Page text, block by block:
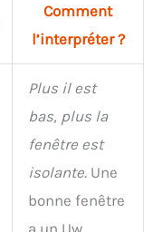
Comment
l’interpréter ?
Plus il est
bas, plus la
fenêtre est
isolante. Une
bonne fenêtre
a un Uw